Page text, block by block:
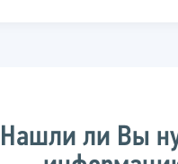
Нашли ли Вы